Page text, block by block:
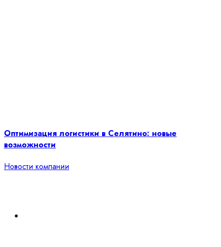
Оптимизация логистики в Селятино: новые
возможности
Новости компании